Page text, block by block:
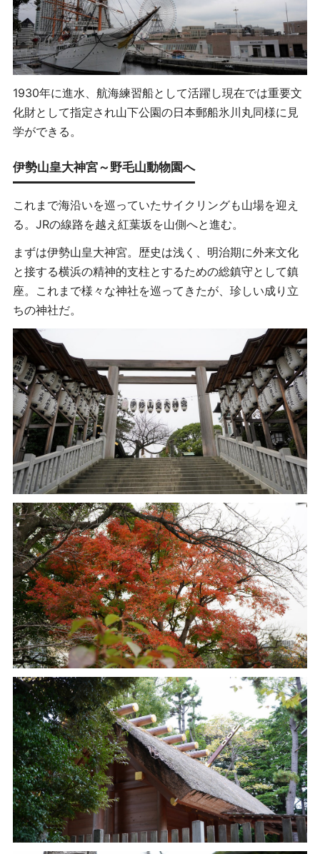
1930年に進水、航海練習船として活躍し現在では重要文
化財として指定され山下公園の日本郵船氷川丸同様に見
学ができる。
伊勢山皇大神宮～野毛山動物園へ
これまで海沿いを巡っていたサイクリングも山場を迎え
る。JRの線路を越え紅葉坂を山側へと進む。
まずは伊勢山皇大神宮。歴史は浅く、明治期に外来文化
と接する横浜の精神的支柱とするための総鎮守として鎮
座。これまで様々な神社を巡ってきたが、珍しい成り立
ちの神社だ。